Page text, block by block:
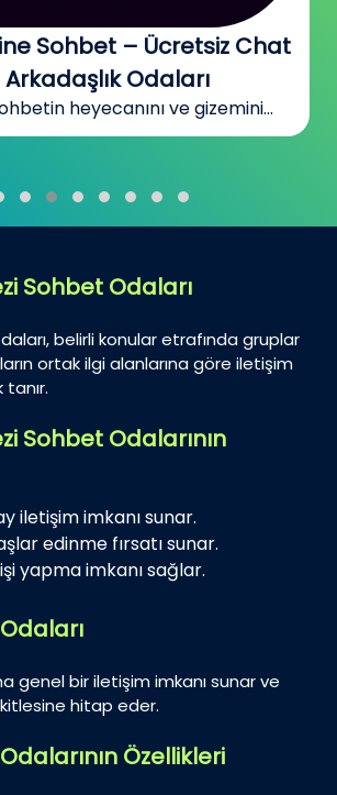
Sohbet – Ücretsiz Chat
Odaları
heyecanını ve gizemini...
Sohbet Odaları
belirli konular etrafında gruplar
ortak ilgi alanlarına göre iletişim
Sohbet Odalarının
iletişim imkanı sunar.
edinme fırsatı sunar.
yapma imkanı sağlar.
genel bir iletişim imkanı sunar ve
kitlesine hitap eder.
Özellikleri